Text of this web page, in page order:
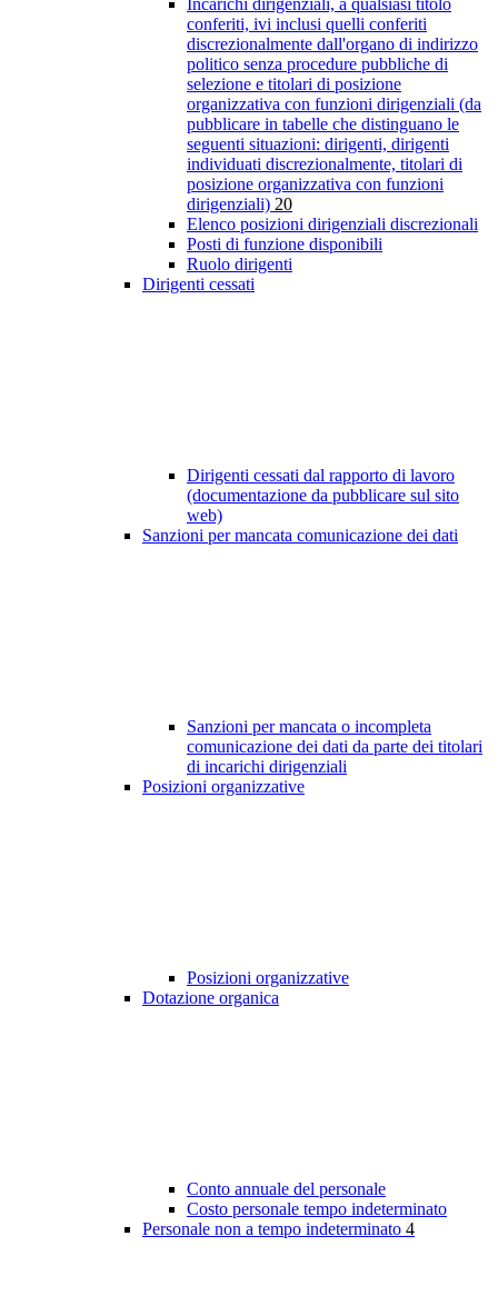
Incarichi dirigenziali, a qualsiasi titolo
conferiti, ivi inclusi quelli conferiti
discrezionalmente dall'organo di indirizzo
politico senza procedure pubbliche di
selezione e titolari di posizione
organizzativa con funzioni dirigenziali (da
pubblicare in tabelle che distinguano le
seguenti situazioni: dirigenti, dirigenti
individuati discrezionalmente, titolari di
posizione organizzativa con funzioni
dirigenziali) 20
Elenco posizioni dirigenziali discrezionali
Posti di funzione disponibili
Ruolo dirigenti
Dirigenti cessati
Dirigenti cessati dal rapporto di lavoro
(documentazione da pubblicare sul sito
web)
Sanzioni per mancata comunicazione dei dati
Sanzioni per mancata o incompleta
comunicazione dei dati da parte dei titolari
di incarichi dirigenziali
Posizioni organizzative
Posizioni organizzative
Dotazione organica
Conto annuale del personale
Costo personale tempo indeterminato
Personale non a tempo indeterminato 4